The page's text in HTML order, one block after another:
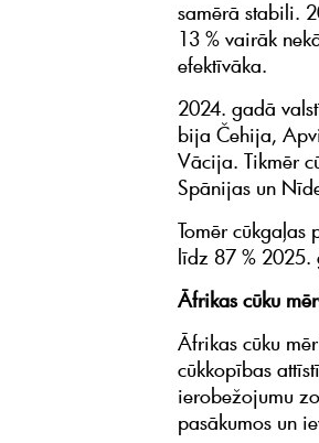
samērā stabili.
13 % vairāk
efektīvāka.
2024. gadā
bija Čehija,
Vācija. Tikmēr
Spānijas un
Tomēr
līdz 87 % 2025.
Āfrikas cūku
Āfrikas cūku
cūkkopības
ierobežojumu
pasākumos un